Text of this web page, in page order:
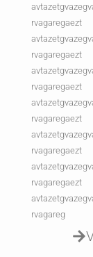
rvagaregaezt
rvagaregaezt
rvagaregaezt
rvagaregaezt
rvagaregaezt
rvagaregaezt
rvagareg